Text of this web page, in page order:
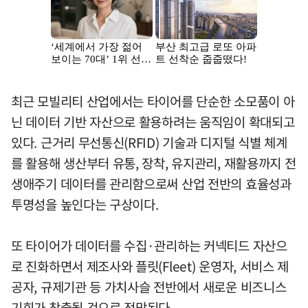
최근 모빌리티 산업에서는 타이어를 단순한 소모품이 아
닌 데이터 기반 자산으로 활용하려는 움직임이 확대되고
있다. 근거리 무선통신(RFID) 기술과 디지털 식별 체계
를 활용해 생산부터 유통, 장착, 유지관리, 재활용까지 전
생애주기 데이터를 관리함으로써 산업 전반의 효율성과
투명성을 높인다는 구상이다.
또 타이어가 데이터를 수집·관리하는 커넥티드 자산으
로 진화하면서 제조사와 플릿(Fleet) 운영자, 서비스 제
공자, 규제기관 등 가치사슬 전반에서 새로운 비즈니스